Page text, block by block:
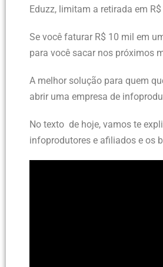
Eduzz, limitam a retirada em
Se você faturar R$ 10 mil em
para você sacar nos próximos
A melhor solução para quem
abrir uma empresa de
No texto de hoje, vamos te
infoprodutores e afiliados e os